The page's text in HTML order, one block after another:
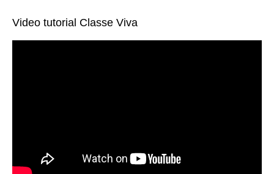
Video tutorial Classe Viva